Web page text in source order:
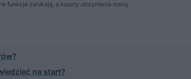
funkcje zanikają, a koszty utrzymania rosną.
na start?